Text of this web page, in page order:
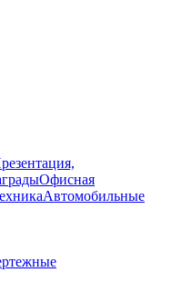
Офисная
Автомобильные